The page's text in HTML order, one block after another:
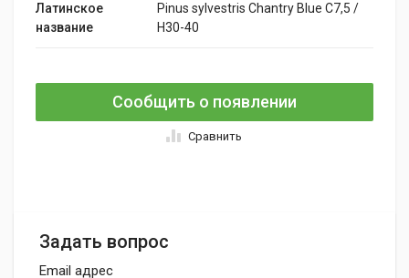
Латинское
название
Pinus sylvestris Chantry Blue C7,5 /
H30-40
Сообщить о появлении
Сравнить
Задать вопрос
Email адрес